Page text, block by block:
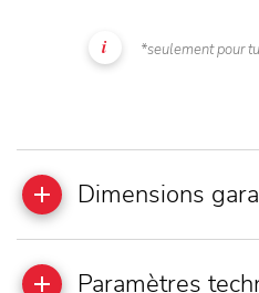
*seulement pour
Dimensions
Paramètres